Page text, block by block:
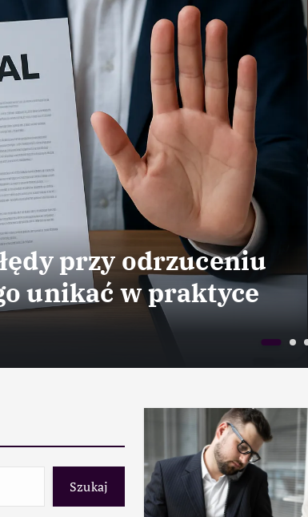
przy odrzuceniu
unikać w praktyce
Szukaj